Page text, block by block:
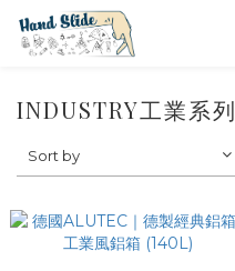
INDUSTRY工業系列
Sort by